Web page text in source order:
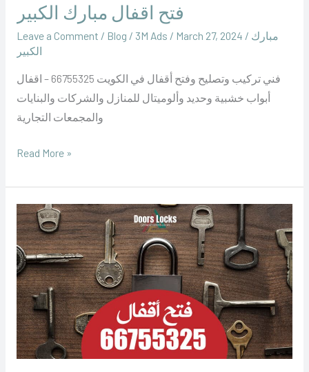
فتح اقفال مبارك الكبير
Leave a Comment / Blog / / March 27, 2024 / مبارك
الكبير
فني تركيب وتصليح وفتح أقفال في الكويت 66755325 – اقفال
أبواب خشبية وحديد وألوميتال للمنازل والشركات والبنايات
والمجمعات التجارية
Read More »
فتح
اقفال
الكويت